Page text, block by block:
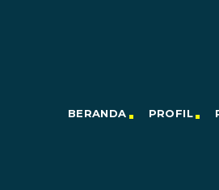
BERANDA PROFIL